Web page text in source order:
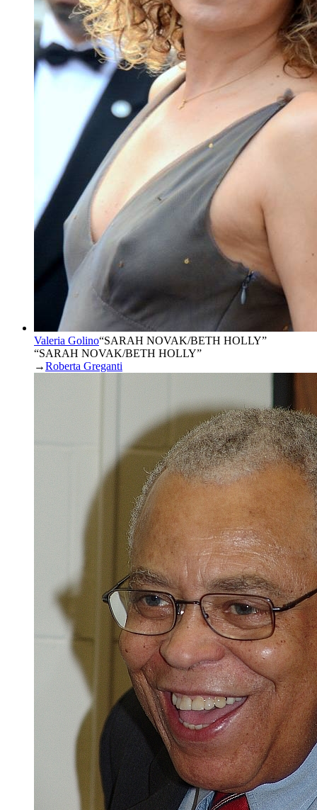
Valeria Golino“SARAH NOVAK/BETH HOLLY”
“SARAH NOVAK/BETH HOLLY”
→Roberta Greganti